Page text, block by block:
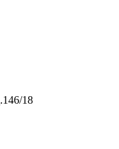
18